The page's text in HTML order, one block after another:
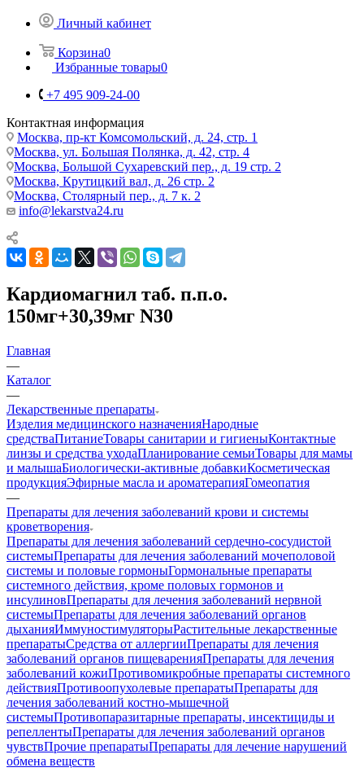
Личный кабинет
Корзина0
Избранные товары0
+7 495 909-24-00
Контактная информация
Москва, пр-кт Комсомольский, д. 24, стр. 1
Москва, ул. Большая Полянка, д. 42, стр. 4
Москва, Большой Сухаревский пер., д. 19 стр. 2
Москва, Крутицкий вал, д. 26 стр. 2
Москва, Столярный пер., д. 7 к. 2
info@lekarstva24.ru
Кардиомагнил таб. п.п.о.
150мг+30,39мг N30
Главная
—
Каталог
—
Лекарственные препараты
Изделия медицинского назначенияНародные
средстваПитаниеТовары санитарии и гигиеныКонтактные
линзы и средства уходаПланирование семьиТовары для мамы
и малышаБиологически-активные добавкиКосметическая
продукцияЭфирные масла и ароматерапияГомеопатия
—
Препараты для лечения заболеваний крови и системы
кроветворения
Препараты для лечения заболеваний сердечно-сосудистой
системыПрепараты для лечения заболеваний мочеполовой
системы и половые гормоныГормональные препараты
системного действия, кроме половых гормонов и
инсулиновПрепараты для лечения заболеваний нервной
системыПрепараты для лечения заболеваний органов
дыханияИммуностимуляторыРастительные лекарственные
препаратыСредства от аллергииПрепараты для лечения
заболеваний органов пищеваренияПрепараты для лечения
заболеваний кожиПротивомикробные препараты системного
действияПротивоопухолевые препаратыПрепараты для
лечения заболеваний костно-мышечной
системыПротивопаразитарные препараты, инсектициды и
репеллентыПрепараты для лечения заболеваний органов
чувствПрочие препаратыПрепараты для лечение нарушений
обмена веществ